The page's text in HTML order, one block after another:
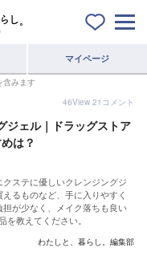
マイページ
含みます
46View 21 コメント
ジェル｜ドラッグストア
は？
ステに優しいクレンジングジ
るものなど、手に入りやすく
が少なく、メイク落ちも良い
教えてください。
わたしと、暮らし。編集部